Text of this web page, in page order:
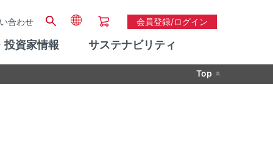
合わせ 会員登録/ログイン
投資家情報 サステナビリティ
Top